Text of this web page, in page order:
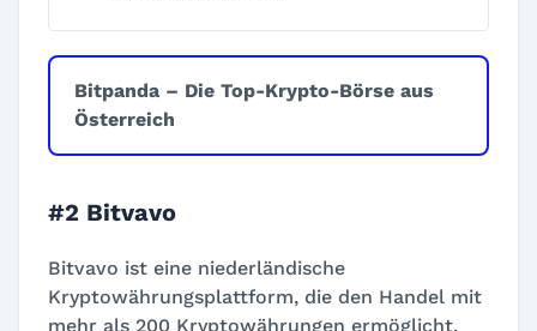
Bitpanda – Die Top-Krypto-Börse aus
Österreich
#2 Bitvavo
Bitvavo ist eine niederländische
Kryptowährungsplattform, die den Handel mit
mehr als 200 Kryptowährungen ermöglicht.